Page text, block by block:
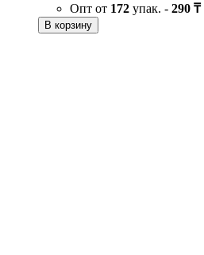
Опт от 172 упак. - 290 ₸
В корзину